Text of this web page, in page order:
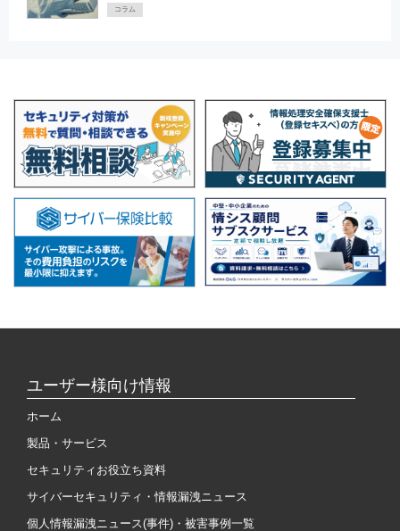
コラム
ユーザー様向け情報
ホーム
製品・サービス
セキュリティお役立ち資料
サイバーセキュリティ・情報漏洩ニュース
個人情報漏洩ニュース(事件)・被害事例一覧